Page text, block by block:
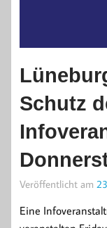
Schutz
Veröffentlicht am
Eine